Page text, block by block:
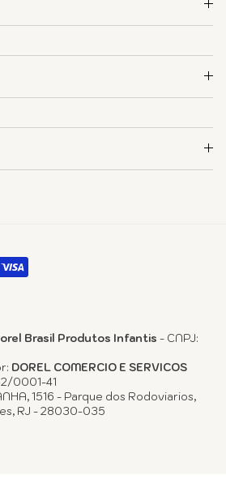
Brasil Produtos Infantis - CNPJ:
DOREL COMERCIO E SERVICOS
0001-41
1516 - Parque dos Rodoviarios,
RJ - 28030-035